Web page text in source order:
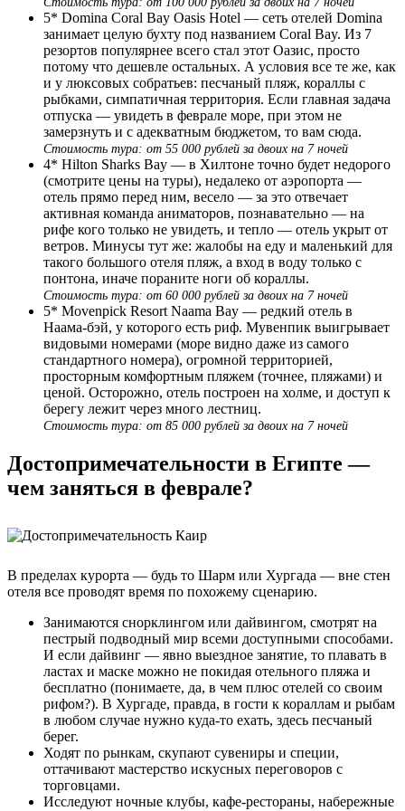
5* Domina Coral Bay Oasis Hotel — сеть отелей Domina
занимает целую бухту под названием Coral Bay. Из 7
резортов популярнее всего стал этот Оазис, просто
потому что дешевле остальных. А условия все те же, как
и у люксовых собратьев: песчаный пляж, кораллы с
рыбками, симпатичная территория. Если главная задача
отпуска — увидеть в феврале море, при этом не
замерзнуть и с адекватным бюджетом, то вам сюда.
Стоимость тура: от 55 000 рублей за двоих на 7 ночей
4* Hilton Sharks Bay — в Хилтоне точно будет недорого
(смотрите цены на туры), недалеко от аэропорта —
отель прямо перед ним, весело — за это отвечает
активная команда аниматоров, познавательно — на
рифе кого только не увидеть, и тепло — отель укрыт от
ветров. Минусы тут же: жалобы на еду и маленький для
такого большого отеля пляж, а вход в воду только с
понтона, иначе пораните ноги об кораллы.
Стоимость тура: от 60 000 рублей за двоих на 7 ночей
5* Movenpick Resort Naama Bay — редкий отель в
Наама-бэй, у которого есть риф. Мувенпик выигрывает
видовыми номерами (море видно даже из самого
стандартного номера), огромной территорией,
просторным комфортным пляжем (точнее, пляжами) и
ценой. Осторожно, отель построен на холме, и доступ к
берегу лежит через много лестниц.
Стоимость тура: от 85 000 рублей за двоих на 7 ночей
Достопримечательности в Египте —
чем заняться в феврале?
В пределах курорта — будь то Шарм или Хургада — вне стен
отеля все проводят время по похожему сценарию.
Занимаются снорклингом или дайвингом, смотрят на
пестрый подводный мир всеми доступными способами.
И если дайвинг — явно выездное занятие, то плавать в
ластах и маске можно не покидая отельного пляжа и
бесплатно (понимаете, да, в чем плюс отелей со своим
рифом?). В Хургаде, правда, в гости к кораллам и рыбам
в любом случае нужно куда-то ехать, здесь песчаный
берег.
Ходят по рынкам, скупают сувениры и специи,
оттачивают мастерство искусных переговоров с
торговцами.
Исследуют ночные клубы, кафе-рестораны, набережные